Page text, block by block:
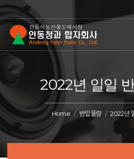
2022년 일일
Home 반입물량 2022년